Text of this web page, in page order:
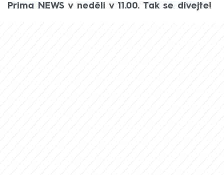
Prima NEWS v neděli v 11.00. Tak se dívejte!